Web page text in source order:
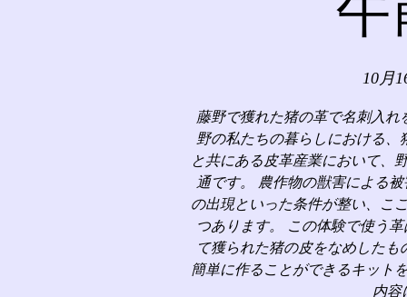
午
10月
藤野で獲れた猪の革で名刺入
野の私たちの暮らしにおける
と共にある皮革産業において、
通です。 農作物の獣害による
の出現といった条件が整い、こ
つあります。 この体験で使う
て獲られた猪の皮をなめした
簡単に作ることができるキット
内容